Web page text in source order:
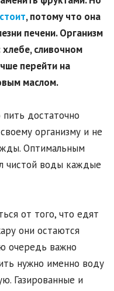
, потому что она
печени. Организм
сливочном
перейти на
маслом.
достаточно
организму и не
Оптимальным
чистой воды каждые
от того, что едят
они остаются
очередь важно
нужно именно воду
Газированные и